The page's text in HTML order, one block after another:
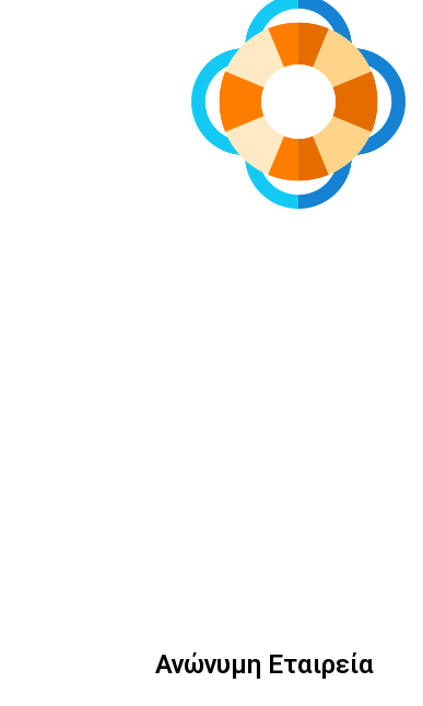
Ανώνυμη Εταιρεία